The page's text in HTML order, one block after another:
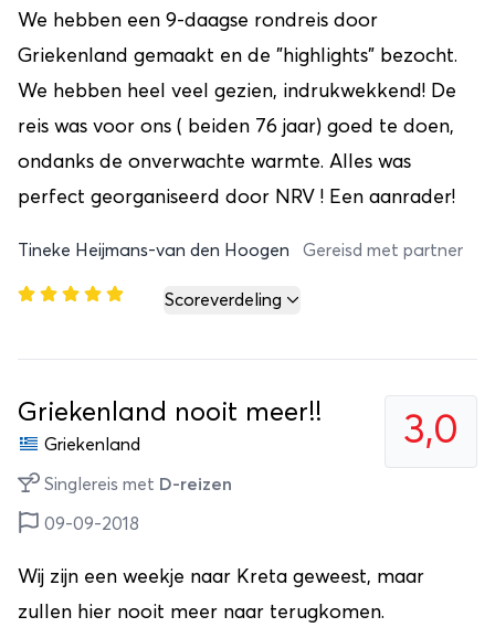
We hebben een 9-daagse rondreis door
Griekenland gemaakt en de "highlights" bezocht.
We hebben heel veel gezien, indrukwekkend! De
reis was voor ons ( beiden 76 jaar) goed te doen,
ondanks de onverwachte warmte. Alles was
perfect georganiseerd door NRV ! Een aanrader!
Tineke Heijmans-van den Hoogen Gereisd met partner
Scoreverdeling
3,0
Griekenland nooit meer!!
Griekenland
Singlereis met D-reizen
09-09-2018
Wij zijn een weekje naar Kreta geweest, maar
zullen hier nooit meer naar terugkomen.